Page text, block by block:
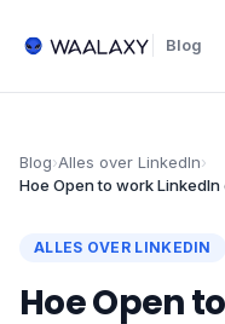
Blog
Blog›Alles over LinkedIn›
Hoe Open to work
ALLES OVER LINKEDIN
Hoe Open